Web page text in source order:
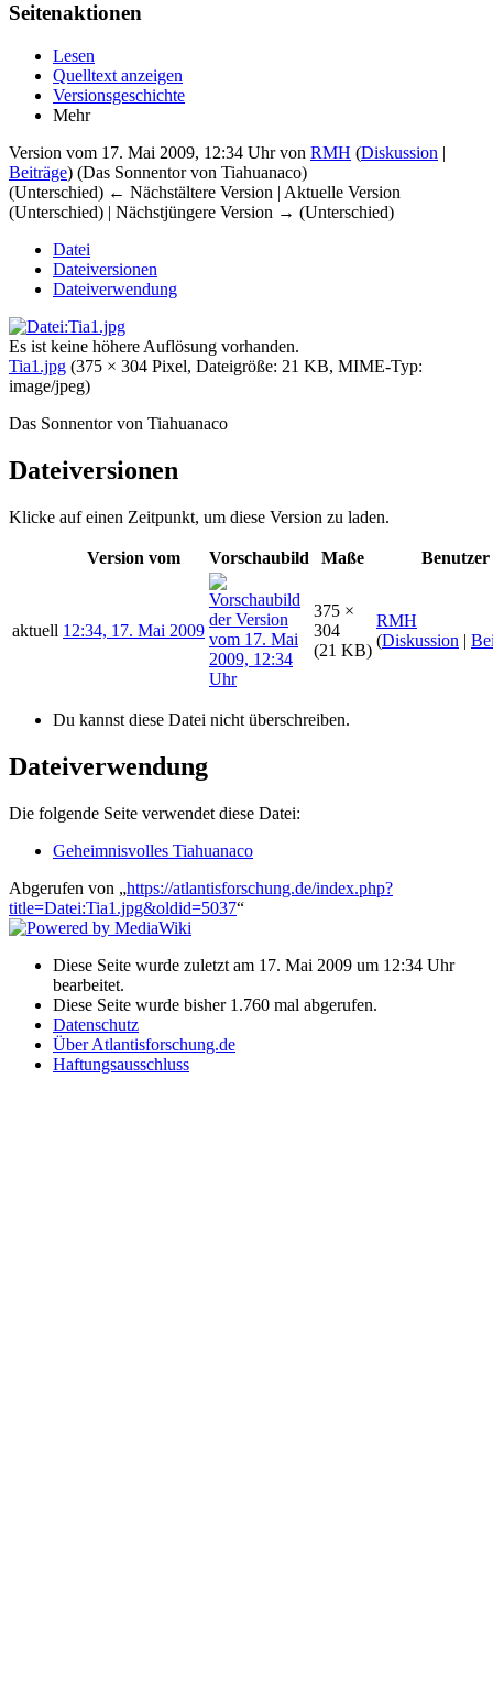
Seitenaktionen
Lesen
Quelltext anzeigen
Versionsgeschichte
Mehr
Version vom 17. Mai 2009, 12:34 Uhr von RMH (Diskussion |
Beiträge) (Das Sonnentor von Tiahuanaco)
(Unterschied) ← Nächstältere Version | Aktuelle Version
(Unterschied) | Nächstjüngere Version → (Unterschied)
Datei
Dateiversionen
Dateiverwendung
Es ist keine höhere Auflösung vorhanden.
Tia1.jpg (375 × 304 Pixel, Dateigröße: 21 KB, MIME-Typ:
image/jpeg)
Das Sonnentor von Tiahuanaco
Dateiversionen
Klicke auf einen Zeitpunkt, um diese Version zu laden.
Version vom Vorschaubild Maße Benutzer
aktuell 12:34, 17. Mai 2009
375 ×
304
(21 KB)
RMH
(Diskussion |
Du kannst diese Datei nicht überschreiben.
Dateiverwendung
Die folgende Seite verwendet diese Datei:
Geheimnisvolles Tiahuanaco
Abgerufen von „https://atlantisforschung.de/index.php?
title=Datei:Tia1.jpg&oldid=5037“
Diese Seite wurde zuletzt am 17. Mai 2009 um 12:34 Uhr
bearbeitet.
Diese Seite wurde bisher 1.760 mal abgerufen.
Datenschutz
Über Atlantisforschung.de
Haftungsausschluss